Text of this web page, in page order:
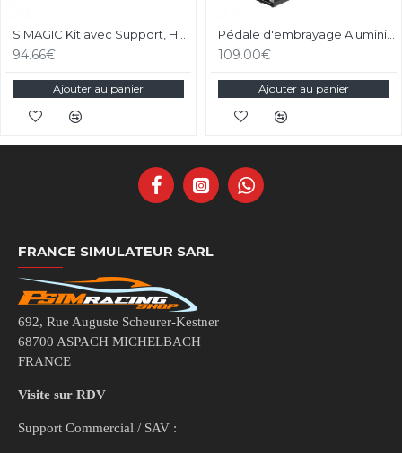
94.66€
Ajouter au panier
109.00€
Ajouter au panier
FRANCE SIMULATEUR SARL
692, Rue Auguste Scheurer-Kestner
68700 ASPACH MICHELBACH
FRANCE
Visite sur RDV
Support Commercial / SAV :